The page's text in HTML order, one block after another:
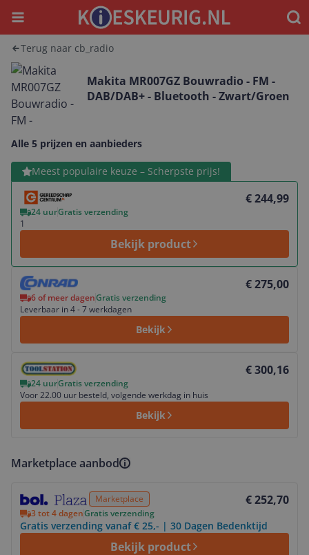
Menu
Terug naar cb_radio
Makita MR007GZ Bouwradio - FM -
DAB/DAB+ - Bluetooth - Zwart/Groen
Alle 5 prijzen en aanbieders
Meest populaire keuze – Scherpste prijs!
€ 244,99
24 uurGratis verzending
1
Bekijk product
Bekijk product
€ 275,00
6 of meer dagenGratis verzending
Leverbaar in 4 - 7 werkdagen
Bekijk
Bekijk product
€ 300,16
24 uurGratis verzending
Voor 22.00 uur besteld, volgende werkdag in huis
Bekijk
Bekijk product
Marketplace aanbod
Marketplace € 252,70
3 tot 4 dagenGratis verzending
Gratis verzending vanaf € 25,- | 30 Dagen Bedenktijd
Bekijk product